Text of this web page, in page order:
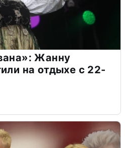
Жанну
на отдыхе с 22-